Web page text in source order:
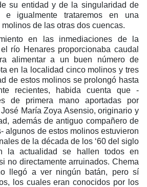
su entidad y de la singularidad de
e igualmente trataremos en una
de las otras dos cuencas.
en las inmediaciones de la
río Henares proporcionaba caudal
alimentar a un buen número de
en la localidad cinco molinos y tres
de estos molinos se prolongó hasta
recientes, habida cuenta que -
de primera mano aportadas por
María Zoya Asensio, originario y
además de antiguo compañero de
algunos de estos molinos estuvieron
de la década de los ‘60 del siglo
la actualidad se hallen todos en
no directamente arruinados. Chema
llegó a ver ningún batán, pero sí
los cuales eran conocidos por los